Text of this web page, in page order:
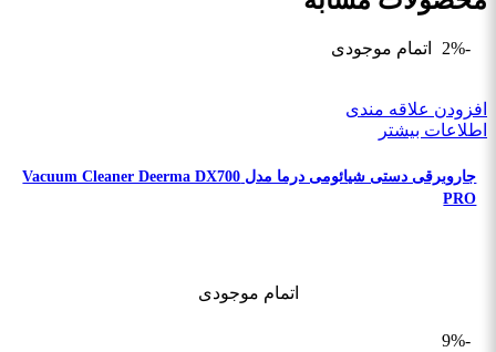
-2% اتمام موجودی
افزودن علاقه مندی
اطلاعات بیشتر
جاروبرقی دستی شیائومی درما مدل Vacuum Cleaner Deerma DX700
PRO
اتمام موجودی
-9%